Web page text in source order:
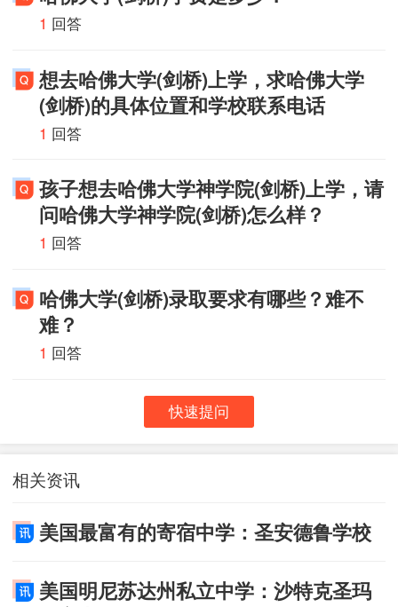
1 回答
想去哈佛大学(剑桥)上学，求哈佛大学
(剑桥)的具体位置和学校联系电话
1 回答
孩子想去哈佛大学神学院(剑桥)上学，请
问哈佛大学神学院(剑桥)怎么样？
1 回答
哈佛大学(剑桥)录取要求有哪些？难不
难？
1 回答
快速提问
相关资讯
美国最富有的寄宿中学：圣安德鲁学校
美国明尼苏达州私立中学：沙特克圣玛